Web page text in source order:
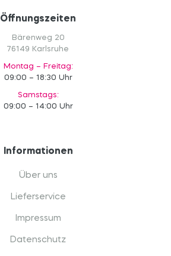
Öffnungszeiten
Bärenweg 20
76149 Karlsruhe
Montag – Freitag:
09:00 – 18:30 Uhr
Samstags:
09:00 – 14:00 Uhr
Informationen
Über uns
Lieferservice
Impressum
Datenschutz